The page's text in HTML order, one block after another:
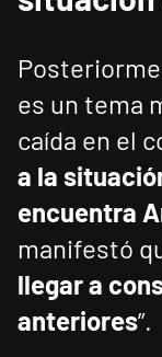
es un tema
caída en el
a la
encuentra
manifestó
llegar a
anteriores”.